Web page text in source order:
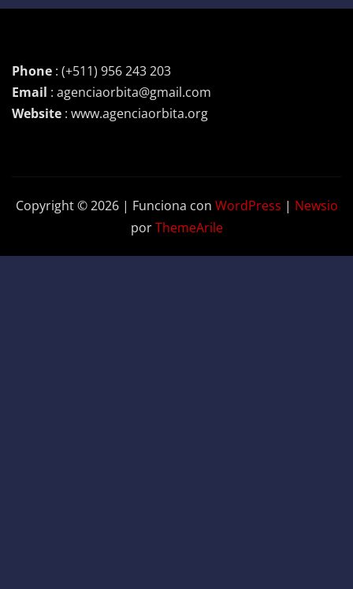
Phone : (+511) 956 243 203
Email : agenciaorbita@gmail.com
Website : www.agenciaorbita.org
Copyright © 2026 | Funciona con WordPress | Newsio
porThemeArile